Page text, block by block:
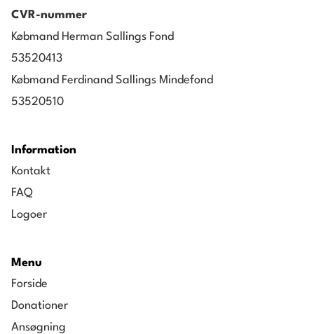
CVR-nummer
Købmand Herman Sallings Fond
53520413
Købmand Ferdinand Sallings Mindefond
53520510
Information
Kontakt
FAQ
Logoer
Menu
Forside
Donationer
Ansøgning